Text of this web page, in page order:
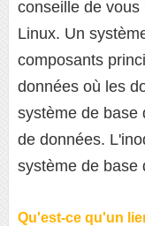
conseille de
Linux. Un
composants
données où les
système de base
de données.
système de base
Qu'est-ce qu'un